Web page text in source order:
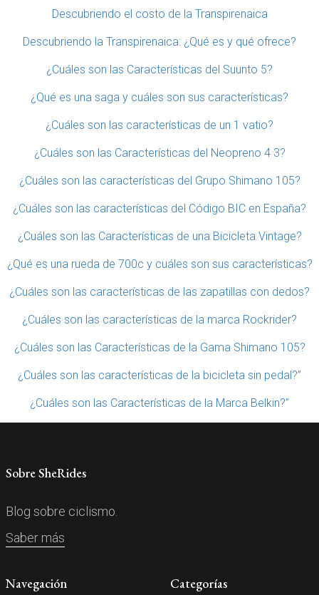
Descubriendo el costo de la Transpirenaica
Descubriendo la Transpirenaica: ¿Qué es y qué ofrece?
¿Cuáles son las Características del Suunto 5?
¿Qué es una saga y cuáles son sus características?
¿Cuáles son las características de un 1 vatio?
¿Cuáles son las Características del Neopreno 4 3?
¿Cuáles son las características del Grupo Shimano 105?
¿Cuáles son las características del Código BIC en España?
¿Cuáles son las Características de una Bicicleta Vintage?
¿Qué es una rueda de 700c y cuáles son sus características?
¿Cuáles son las características de las zapatillas con dedos?
¿Cuáles son las características de la marca Rockrider?
¿Cuáles son las Características de la Gama Shimano 105?
¿Cuáles son las características de la bicicleta sin pedal?”
¿Cuáles son las Características de la Marca Belkin?”
Sobre SheRides
Blog sobre ciclismo.
Saber más
Navegación Categorías